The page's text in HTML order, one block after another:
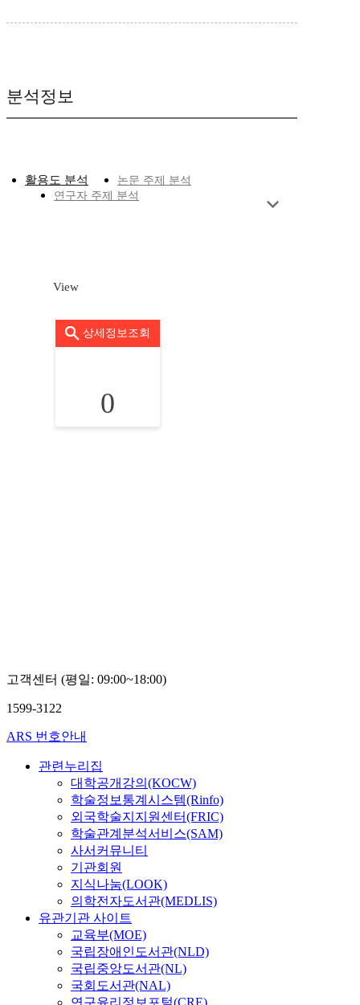
분석정보
활용도 분석
논문 주제 분석
연구자 주제 분석
View
상세정보조회
0
고객센터 (평일: 09:00~18:00)
1599-3122
ARS 번호안내
관련누리집
대학공개강의(KOCW)
학술정보통계시스템(Rinfo)
외국학술지지원센터(FRIC)
학술관계분석서비스(SAM)
사서커뮤니티
기관회원
지식나눔(LOOK)
의학전자도서관(MEDLIS)
유관기관 사이트
교육부(MOE)
국립장애인도서관(NLD)
국립중앙도서관(NL)
국회도서관(NAL)